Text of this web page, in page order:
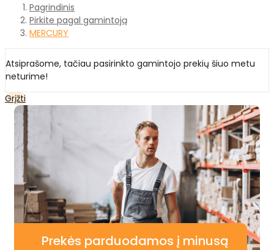
Pagrindinis
Pirkite pagal gamintoją
MERCURY
Atsiprašome, tačiau pasirinkto gamintojo prekių šiuo metu
neturime!
Grįžti
Prekės parduodamos į minusą